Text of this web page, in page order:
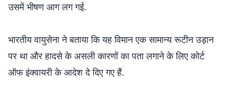
उसमें भीषण आग लग गई.
भारतीय वायुसेना ने बताया कि यह विमान एक सामान्य रूटीन उड़ान
पर था और हादसे के असली कारणों का पता लगाने के लिए कोर्ट
ऑफ इंक्वायरी के आदेश दे दिए गए हैं.